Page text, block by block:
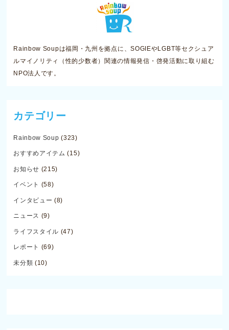
ョ
ン
Rainbow Soupは福岡・九州を拠点に、SOGIEやLGBT等セクシュア
ルマイノリティ（性的少数者）関連の情報発信・啓発活動に取り組む
NPO法人です。
カテゴリー
Rainbow Soup (323)
おすすめアイテム (15)
お知らせ (215)
イベント (58)
インタビュー (8)
ニュース (9)
ライフスタイル (47)
レポート (69)
未分類 (10)